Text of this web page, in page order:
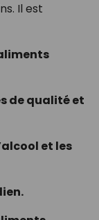
Il est
de qualité et
et les